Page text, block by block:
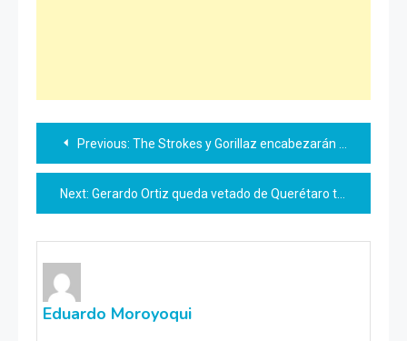
Navegación
de
entradas
Previous: The Strokes y Gorillaz encabezarán el Corona Capital 2026
Next: Gerardo Ortiz queda vetado de Querétaro tras concierto
Eduardo Moroyoqui